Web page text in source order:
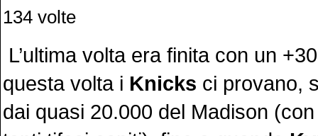
134 volte
L’ultima volta era finita con un
questa volta i Knicks ci provano,
dai quasi 20.000 del Madison